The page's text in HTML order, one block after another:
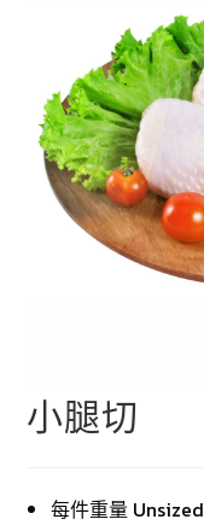
小腿切
每件重量 Unsized